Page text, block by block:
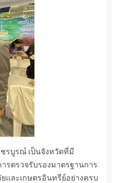
รบูรณ์ เป็นจังหวัดที่มี
ตรวจรับรองมาตรฐานการ
และเกษตรอินทรีย์อย่างครบ